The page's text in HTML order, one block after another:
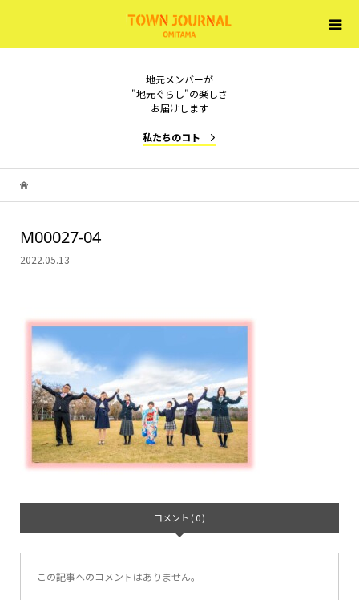
地元メンバーが
"地元ぐらし"の楽しさ
お届けします
私たちのコト
M00027-04
2022.05.13
コメント ( 0 )
この記事へのコメントはありません。